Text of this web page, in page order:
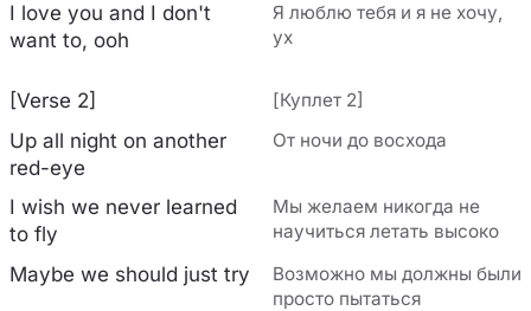
I love you and I don't
want to, ooh
Я люблю тебя и я не хочу,
ух
[Verse 2] [Куплет 2]
Up all night on another
red-eye
От ночи до восхода
I wish we never learned
to fly
Мы желаем никогда не
научиться летать высоко
Maybe we should just try
Возможно мы должны были
просто пытаться